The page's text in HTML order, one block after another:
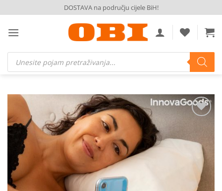
to
content
DOSTAVA na području cijele BiH!
Products
search
listu
želja